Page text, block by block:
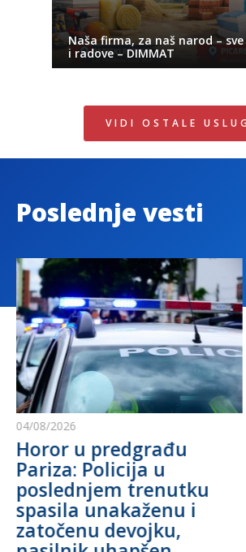
Naša firma, za naš narod –
i radove – DIMMAT
VIDI OSTALE
Poslednje vesti
04/08/2026
Horor u predgrađu
Pariza: Policija u
poslednjem trenutku
spasila unakaženu i
zatočenu devojku,